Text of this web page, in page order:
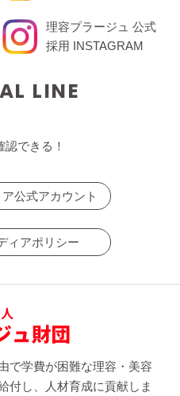
理容プラージュ 公式
採用 INSTAGRAM
LINE
できる！
公式アカウント
ィアポリシー
で学費が困難な理容・美容
付し、人材育成に貢献しま